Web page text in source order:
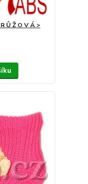
Ů Ž O V Á >